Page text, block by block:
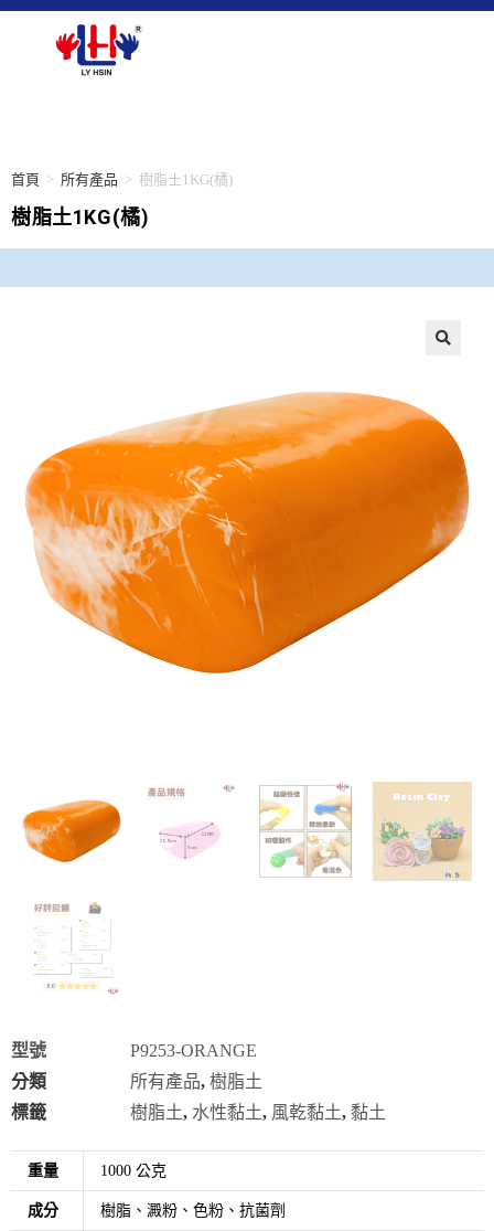
首頁 > 所有產品 > 樹脂土1KG(橘)
樹脂土1KG(橘)
型號
P9253-ORANGE
分類
所有產品, 樹脂土
標籤
樹脂土, 水性黏土, 風乾黏土, 黏土
重量 1000 公克
成分 樹脂、澱粉、色粉、抗菌劑